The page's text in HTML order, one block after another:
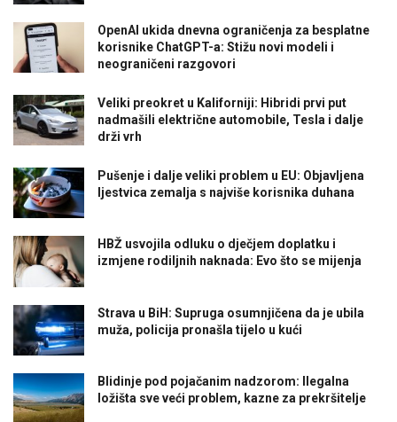
OpenAI ukida dnevna ograničenja za besplatne
korisnike ChatGPT-a: Stižu novi modeli i
neograničeni razgovori
Veliki preokret u Kaliforniji: Hibridi prvi put
nadmašili električne automobile, Tesla i dalje
drži vrh
Pušenje i dalje veliki problem u EU: Objavljena
ljestvica zemalja s najviše korisnika duhana
HBŽ usvojila odluku o dječjem doplatku i
izmjene rodiljnih naknada: Evo što se mijenja
Strava u BiH: Supruga osumnjičena da je ubila
muža, policija pronašla tijelo u kući
Blidinje pod pojačanim nadzorom: Ilegalna
ložišta sve veći problem, kazne za prekršitelje